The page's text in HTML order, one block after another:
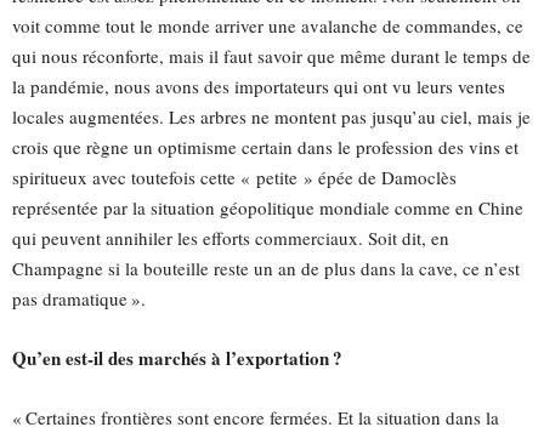
voit comme tout le monde arriver une avalanche de commandes, ce
qui nous réconforte, mais il faut savoir que même durant le temps de
la pandémie, nous avons des importateurs qui ont vu leurs ventes
locales augmentées. Les arbres ne montent pas jusqu’au ciel, mais je
crois que règne un optimisme certain dans le profession des vins et
spiritueux avec toutefois cette « petite » épée de Damoclès
représentée par la situation géopolitique mondiale comme en Chine
qui peuvent annihiler les efforts commerciaux. Soit dit, en
Champagne si la bouteille reste un an de plus dans la cave, ce n’est
pas dramatique ».
Qu’en est-il des marchés à l’exportation ?
« Certaines frontières sont encore fermées. Et la situation dans la